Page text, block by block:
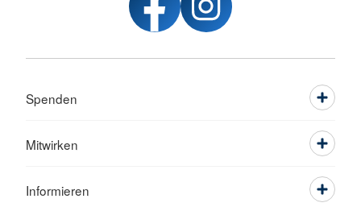
Spenden
Mitwirken
Informieren